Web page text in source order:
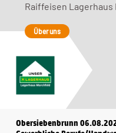
Raiffeisen Lagerhaus
Über uns
Obersiebenbrunn